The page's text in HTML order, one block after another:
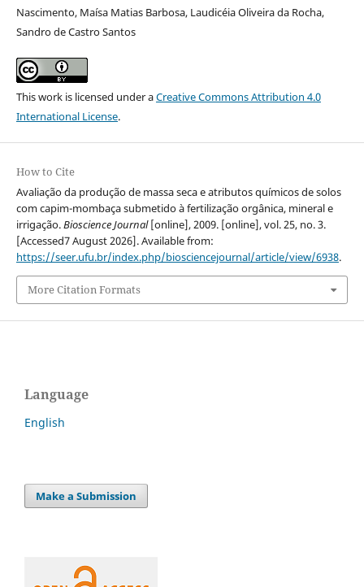
Nascimento, Maísa Matias Barbosa, Laudicéia Oliveira da Rocha,
Sandro de Castro Santos
This work is licensed under aCreative Commons Attribution 4.0
International License.
How to Cite
Avaliação da produção de massa seca e atributos químicos de solos
com capim-mombaça submetido à fertilização orgânica, mineral e
irrigação.Bioscience Journal[online], 2009. [online], vol. 25, no. 3.
[Accessed7 August 2026]. Available from:
https://seer.ufu.br/index.php/biosciencejournal/article/view/6938.
More Citation Formats
Language
English
Make a Submission